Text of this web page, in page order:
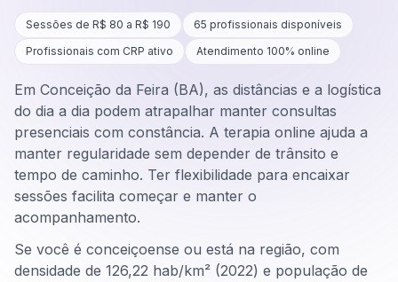
Sessões de R$ 80 a R$ 190 65 profissionais disponíveis
Profissionais com CRP ativo
Atendimento 100% online
Em Conceição da Feira (BA), as distâncias e a logística
do dia a dia podem atrapalhar manter consultas
presenciais com constância. A terapia online ajuda a
manter regularidade sem depender de trânsito e
tempo de caminho. Ter flexibilidade para encaixar
sessões facilita começar e manter o
acompanhamento.
Se você é conceiçoense ou está na região, com
densidade de 126,22 hab/km² (2022) e população de